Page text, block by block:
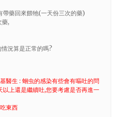
帶藥回來餵牠(一天份三次的藥)
藥,
況算是正常的嗎?
醫生 : 蛔虫的感染有些會有嘔吐的問
以上還是繼續吐,您要考慮是否再進一
東西